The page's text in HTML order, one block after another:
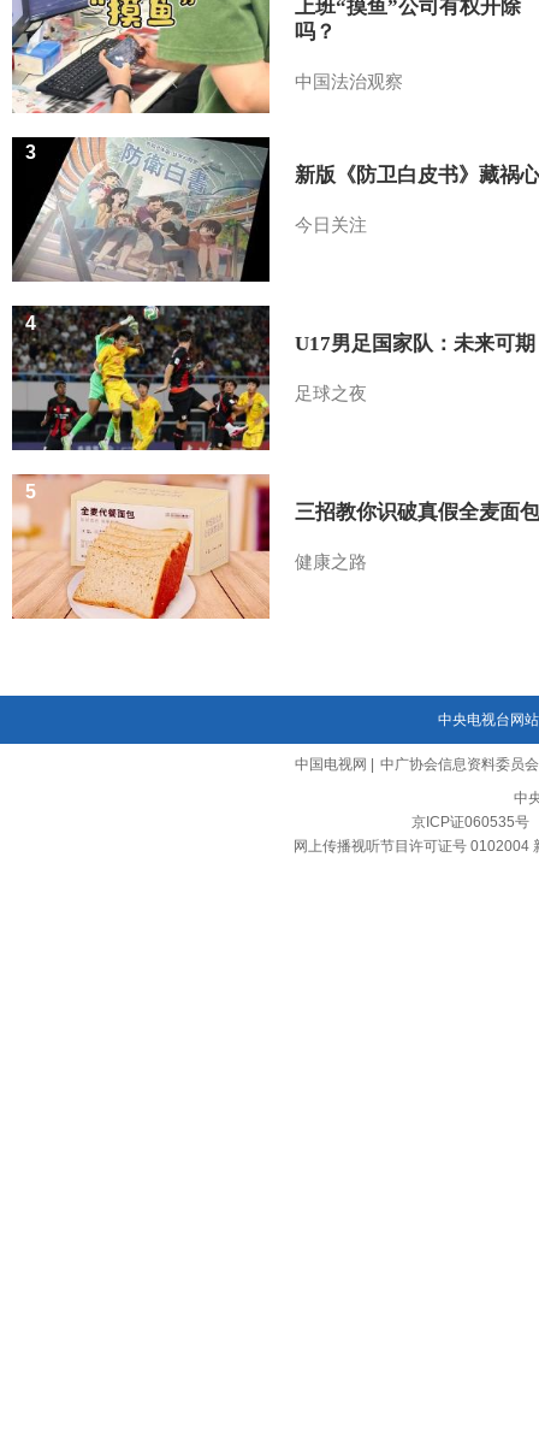
上班“摸鱼”公司有权开除
吗？
中国法治观察
新版《防卫白皮书》藏祸心
今日关注
3
U17男足国家队：未来可期
足球之夜
4
三招教你识破真假全麦面包
健康之路
5
中央电视台网站
中国电视网
中广协会信息资料委员会
中
京ICP证060535号
网上传播视听节目许可证号 0102004